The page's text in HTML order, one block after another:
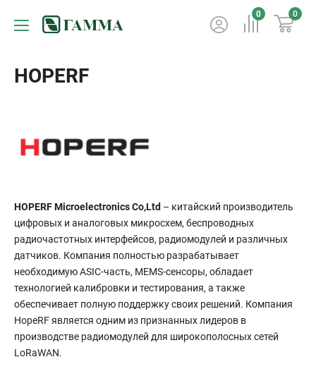
0 0
HOPERF
HOPERF Microelectronics Co,Ltd – китайский производитель
цифровых и аналоговых микросхем, беспроводных
радиочастотных интерфейсов, радиомодулей и различных
датчиков. Компания полностью разрабатывает
необходимую ASIC-часть, MEMS-сенсоры, обладает
технологией калибровки и тестирования, а также
обеспечивает полную поддержку своих решений. Компания
HopeRF является одним из признанных лидеров в
производстве радиомодулей для широкополосных сетей
LoRaWAN.